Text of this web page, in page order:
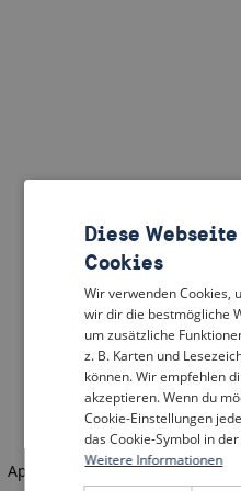
Application error: a client-side
Diese
Cookies
Wir verwenden Cookies,
wir dir die bestmögliche
um zusätzliche
z. B. Karten und
können. Wir empfehlen
akzeptieren. Wenn du
Cookie-Einstellungen
das Cookie-Symbol in
Weitere Informationen